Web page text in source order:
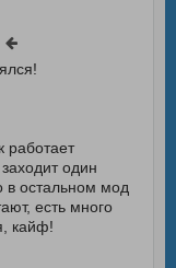
работает
один
в остальном мод
есть много
кайф!